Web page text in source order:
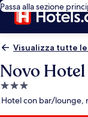
Passa alla sezione
Visualizza tutte
Novo Hotel
Struttura
aHotel con bar/lounge,